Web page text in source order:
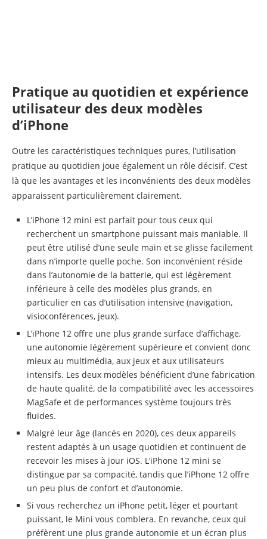
Pratique au quotidien et expérience
utilisateur des deux modèles
d’iPhone
Outre les caractéristiques techniques pures, l’utilisation
pratique au quotidien joue également un rôle décisif. C’est
là que les avantages et les inconvénients des deux modèles
apparaissent particulièrement clairement.
L’iPhone 12 mini est parfait pour tous ceux qui
recherchent un smartphone puissant mais maniable. Il
peut être utilisé d’une seule main et se glisse facilement
dans n’importe quelle poche. Son inconvénient réside
dans l’autonomie de la batterie, qui est légèrement
inférieure à celle des modèles plus grands, en
particulier en cas d’utilisation intensive (navigation,
visioconférences, jeux).
L’iPhone 12 offre une plus grande surface d’affichage,
une autonomie légèrement supérieure et convient donc
mieux au multimédia, aux jeux et aux utilisateurs
intensifs. Les deux modèles bénéficient d’une fabrication
de haute qualité, de la compatibilité avec les accessoires
MagSafe et de performances système toujours très
fluides.
Malgré leur âge (lancés en 2020), ces deux appareils
restent adaptés à un usage quotidien et continuent de
recevoir les mises à jour iOS. L’iPhone 12 mini se
distingue par sa compacité, tandis que l’iPhone 12 offre
un peu plus de confort et d’autonomie.
Si vous recherchez un iPhone petit, léger et pourtant
puissant, le Mini vous comblera. En revanche, ceux qui
préfèrent une plus grande autonomie et un écran plus